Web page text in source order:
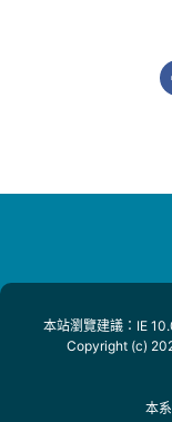
本站瀏覽建議：IE
Copyright (c)
本